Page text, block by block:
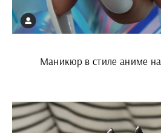
Маникюр в стиле аниме